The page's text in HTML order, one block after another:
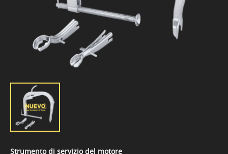
Strumento di servizio del motore